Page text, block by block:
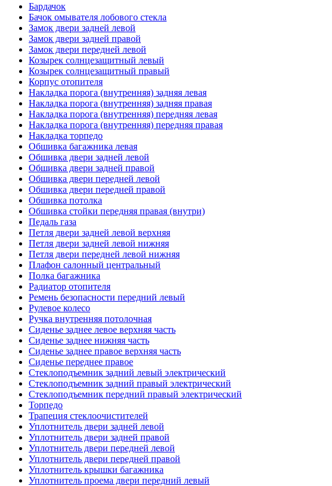
Бардачок
Бачок омывателя лобового стекла
Замок двери задней левой
Замок двери задней правой
Замок двери передней левой
Козырек солнцезащитный левый
Козырек солнцезащитный правый
Корпус отопителя
Накладка порога (внутренняя) задняя левая
Накладка порога (внутренняя) задняя правая
Накладка порога (внутренняя) передняя левая
Накладка порога (внутренняя) передняя правая
Накладка торпедо
Обшивка багажника левая
Обшивка двери задней левой
Обшивка двери задней правой
Обшивка двери передней левой
Обшивка двери передней правой
Обшивка потолка
Обшивка стойки передняя правая (внутри)
Педаль газа
Петля двери задней левой верхняя
Петля двери задней левой нижняя
Петля двери передней левой нижняя
Плафон салонный центральный
Полка багажника
Радиатор отопителя
Ремень безопасности передний левый
Рулевое колесо
Ручка внутренняя потолочная
Сиденье заднее левое верхняя часть
Сиденье заднее нижняя часть
Сиденье заднее правое верхняя часть
Сиденье переднее правое
Стеклоподъемник задний левый электрический
Стеклоподъемник задний правый электрический
Стеклоподъемник передний правый электрический
Торпедо
Трапеция стеклоочистителей
Уплотнитель двери задней левой
Уплотнитель двери задней правой
Уплотнитель двери передней левой
Уплотнитель двери передней правой
Уплотнитель крышки багажника
Уплотнитель проема двери передний левый